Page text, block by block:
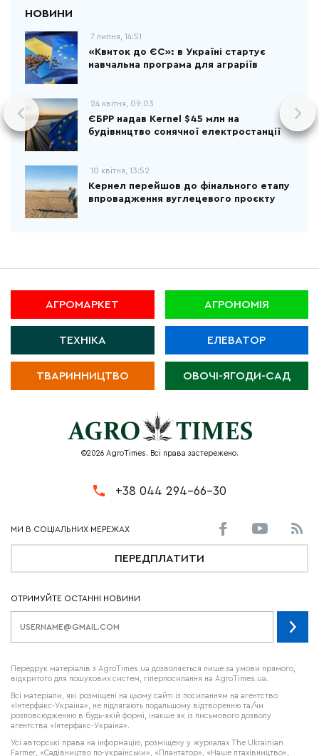
7 липня, 14:51
«Квиток до ЄС»: в Україні стартує
навчальна програма для аграріїв
24 квітня, 09:03
ЄБРР надав Kernel $45 млн на
будівництво сонячної електростанції
10 квітня, 13:52
Кернел перейшов до фінального етапу
впровадження вуглецевого проєкту
АГРОМАРКЕТ АГРОНОМІЯ
ТЕХНІКА ЕЛЕВАТОР
ТВАРИННИЦТВО ОВОЧІ-ЯГОДИ-САД
©2026 AgroTimes. Всі права застережено.
+38 044 294-66-30
ПЕРЕДПЛАТИТИ
ОТРИМУЙТЕ ОСТАННІ НОВИНИ
Передрук матеріалів з AgroTimes.ua дозволяється лише за умови прямого,
відкритого для пошукових систем, гіперпосилання на AgroTimes.ua.
Всі матеріали, які розміщені на цьому сайті із посиланням на агентство
«Інтерфакс-Україна», не підлягають подальшому відтворенню та/чи
розповсюдженню в будь-якій формі, інакше як із письмового дозволу
агентства «Інтерфакс-Україна».
Усі авторські права на інформацію, розміщену у журналах The Ukrainian
Farmer, «Садівництво по-українськи», «Плантатор», «Наше птахівництво»,